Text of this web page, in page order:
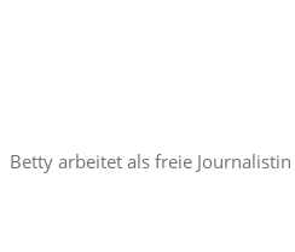
Betty arbeitet als freie